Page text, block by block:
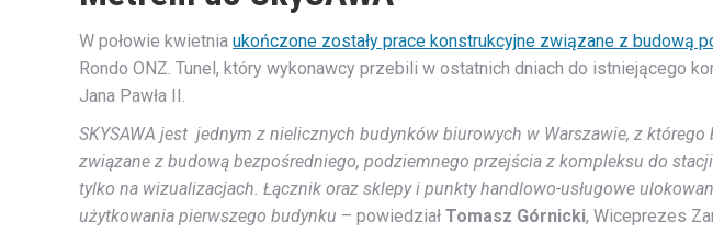
W połowie kwietnia ukończone zostały prace konstrukcyjne związane z budową
Rondo ONZ. Tunel, który wykonawcy przebili w ostatnich dniach do istniejącego
Jana Pawła II.
SKYSAWA jest jednym z nielicznych budynków biurowych w Warszawie, z
związane z budową bezpośredniego, podziemnego przejścia z kompleksu do
tylko na wizualizacjach. Łącznik oraz sklepy i punkty handlowo-usługowe
użytkowania pierwszego budynku – powiedział Tomasz Górnicki, Wiceprezes